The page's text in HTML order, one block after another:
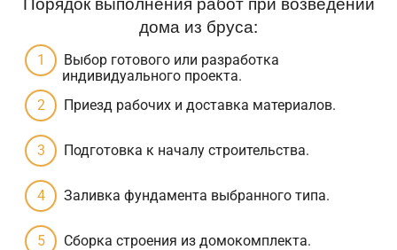
дома из бруса:
Выбор готового или разработка
индивидуального проекта.
Приезд рабочих и доставка материалов.
Подготовка к началу строительства.
Заливка фундамента выбранного типа.
Сборка строения из домокомплекта.